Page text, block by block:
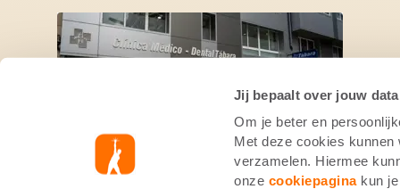
Jij bepaalt over jouw data
Om je beter en
Met deze cookies kunnen
verzamelen. Hiermee
onze cookiepaginakun je
SKIP CLUB RÚA ALCALDE MARCHESI
Rúa Alcalde Marchesi